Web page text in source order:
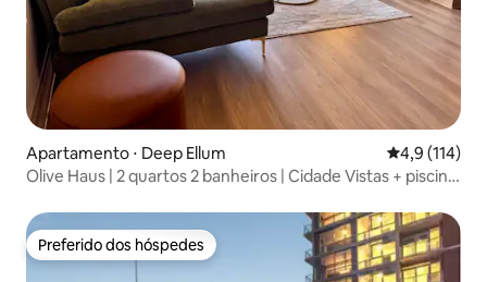
Apartamento ⋅ Deep Ellum 4,9 de uma
4,9 (114)
Olive Haus | 2 quartos 2 banheiros | Cidade Vistas + piscina
Preferido dos hóspedes
Preferido dos hóspedes